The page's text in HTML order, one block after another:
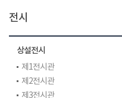
전시
상설전시
제1전시관
제2전시관
제3전시관